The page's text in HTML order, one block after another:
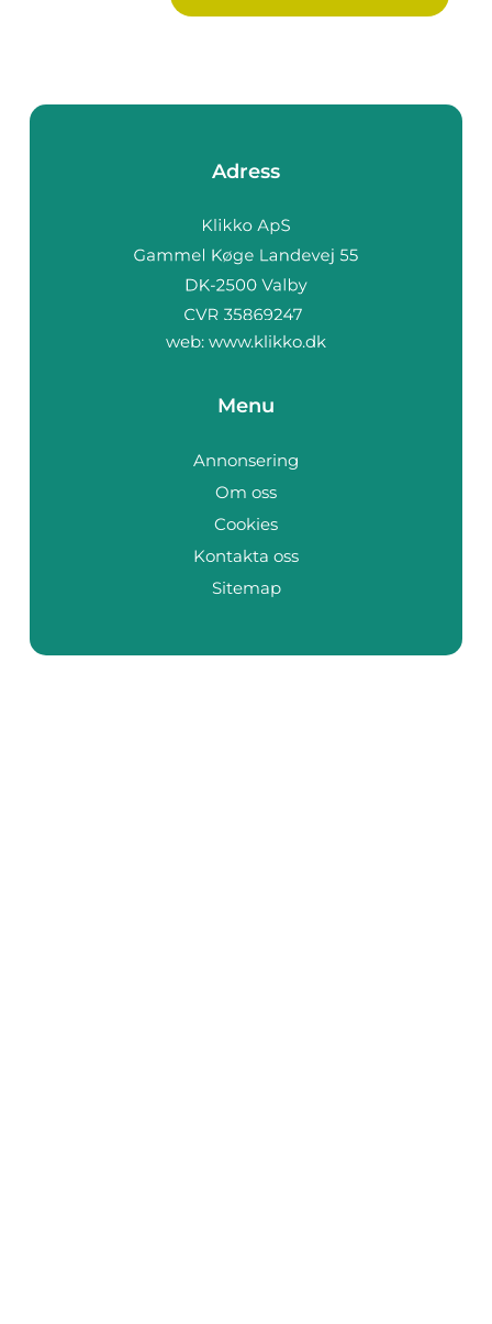
Adress
web: www.klikko.dk
Menu
Annonsering
Om oss
Cookies
Kontakta oss
Sitemap